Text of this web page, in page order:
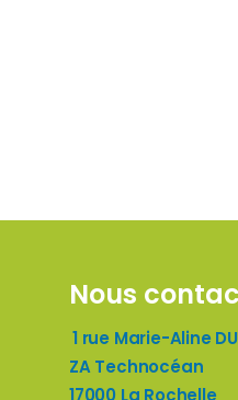
Nous
1 rue Marie-Aline
ZA Technocéan
17000 La Rochelle